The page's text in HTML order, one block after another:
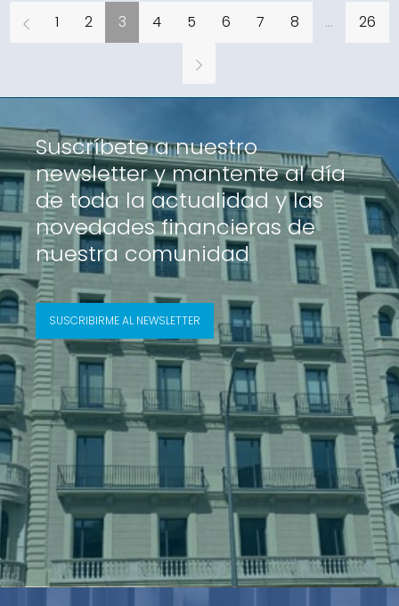
16% en
1 2 3 4 5 6 7 8 ... 26
Suscríbete a nuestro
newsletter y mantente al día
de toda la actualidad y las
novedades financieras de
nuestra comunidad
SUSCRIBIRME AL NEWSLETTER